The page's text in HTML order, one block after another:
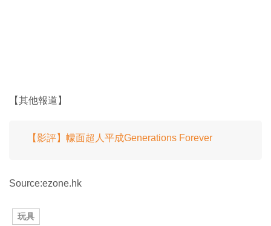
【其他報道】
【影評】幪面超人平成Generations Forever
Source:ezone.hk
玩具